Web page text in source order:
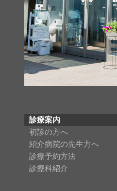
診療案内
初診の方へ
紹介病院の先生方へ
診療予約方法
診療科紹介